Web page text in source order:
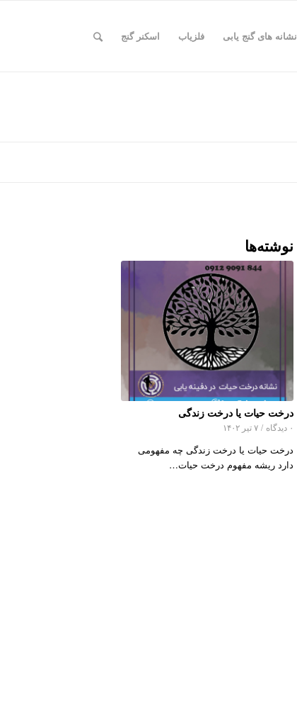
نشانه های گنج یابی فلزیاب اسکنر گنج
نوشته‌ها
درخت حیات یا درخت زندگی
۰ دیدگاه / ۷ تیر ۱۴۰۲
درخت حیات یا درخت زندگی چه مفهومی
دارد ریشه مفهوم درخت حیات…